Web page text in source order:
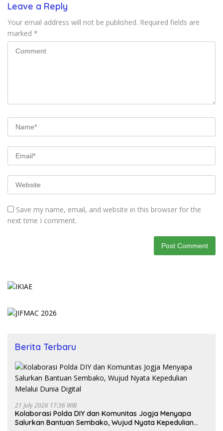
Leave a Reply
Your email address will not be published. Required fields are
marked *
Save my name, email, and website in this browser for the
next time I comment.
Berita Terbaru
21 July 2026 17:36 WIB
Kolaborasi Polda DIY dan Komunitas Jogja Menyapa
Salurkan Bantuan Sembako, Wujud Nyata Kepedulian